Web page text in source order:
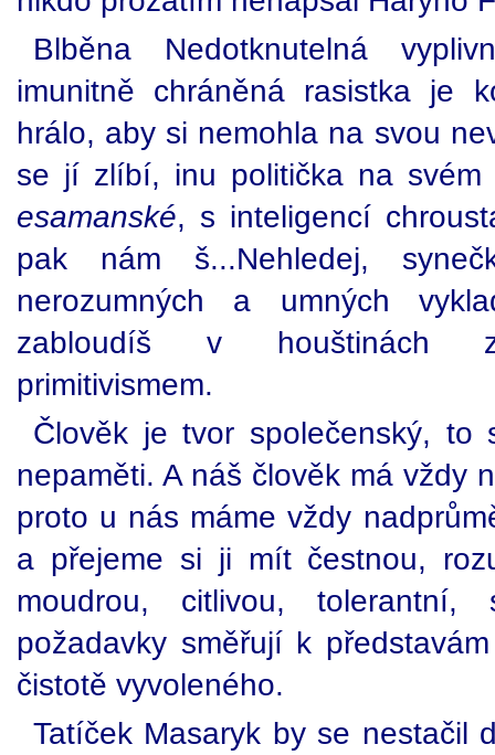
Blběna Nedotknutelná
imunitně chráněná rasistka je
hrálo, aby si nemohla na svou
se jí zlíbí, inu politička na svém
esamanské, s inteligencí
pak nám š...Nehledej,
nerozumných a umných
zabloudíš v houštinách
primitivismem.
Člověk je tvor společenský, to
nepaměti. A náš člověk má vždy
proto u nás máme vždy
a přejeme si ji mít čestnou,
moudrou, citlivou,
požadavky směřují k
čistotě vyvoleného.
Tatíček Masaryk by se nestačil